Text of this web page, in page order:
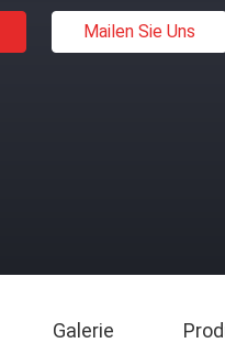
Mailen Sie Uns
Galerie